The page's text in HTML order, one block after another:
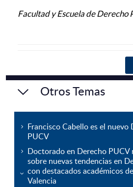
Facultad y Escuela de Derecho
Otros Temas
Francisco Cabello es el
PUCV
Doctorado en Derecho PUCV
sobre nuevas tendencias en
con destacados académicos
Valencia